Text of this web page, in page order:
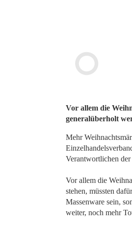
Vor allem die
generalüberholt
Mehr
Verantwortlichen der
Vor allem die
stehen, müssten
Massenware sein,
weiter, noch mehr